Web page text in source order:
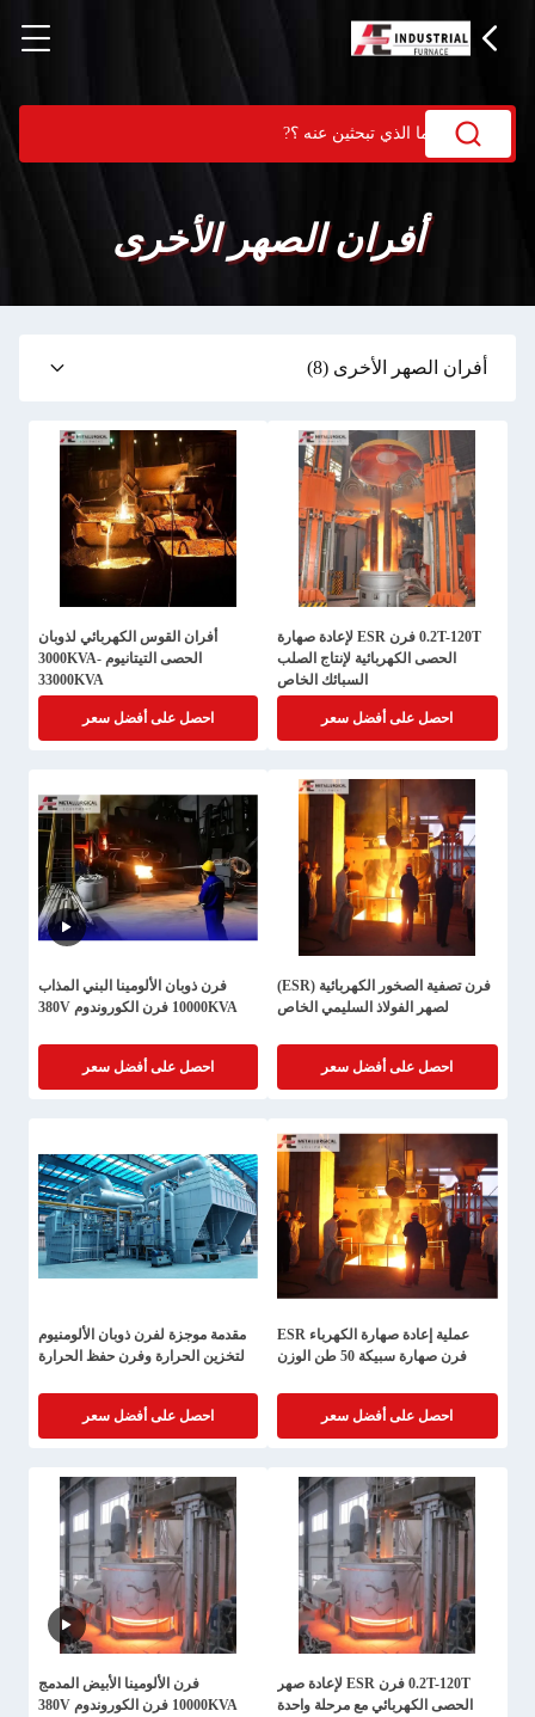
أفران الصهر الأخرى
أفران الصهر الأخرى (8)
0.2T-120T فرن ESR لإعادة صهارة
الحصى الكهربائية لإنتاج الصلب
السبائك الخاص
احصل على أفضل سعر
أفران القوس الكهربائي لذوبان
الحصى التيتانيوم 3000KVA-
33000KVA
احصل على أفضل سعر
فرن تصفية الصخور الكهربائية (ESR)
لصهر الفولاذ السليمي الخاص
احصل على أفضل سعر
فرن ذوبان الألومينا البني المذاب
10000KVA فرن الكوروندوم 380V
احصل على أفضل سعر
عملية إعادة صهارة الكهرباء ESR
فرن صهارة سبيكة 50 طن الوزن
احصل على أفضل سعر
مقدمة موجزة لفرن ذوبان الألومنيوم
لتخزين الحرارة وفرن حفظ الحرارة
احصل على أفضل سعر
0.2T-120T فرن ESR لإعادة صهر
الحصى الكهربائي مع مرحلة واحدة
فرن الألومينا الأبيض المدمج
10000KVA فرن الكوروندوم 380V